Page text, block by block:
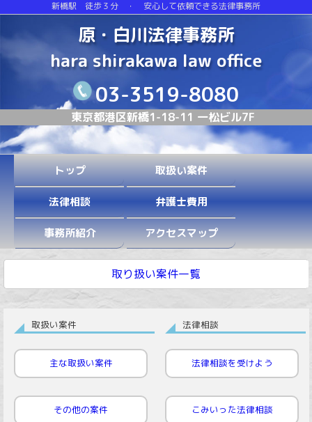
新橋駅 徒歩３分 ・ 安心して依頼できる法律事務所
原・白川法律事務所
hara shirakawa law office
03-3519-8080
東京都港区新橋1-18-11 一松ビル7F
トップ 取扱い案件
法律相談 弁護士費用
事務所紹介 アクセスマップ
取り扱い案件一覧
取扱い案件 法律相談
主な取扱い案件 法律相談を受けよう
その他の案件 こみいった法律相談